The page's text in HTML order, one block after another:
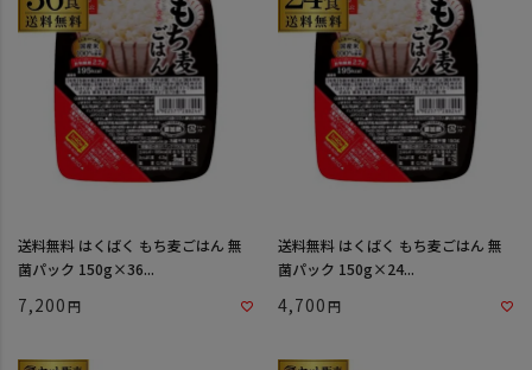
送料無料 はくばく もち麦ごはん 無
菌パック 150g×36...
7,200
送料無料 はくばく もち麦ごはん 無
菌パック 150g×24...
4,700